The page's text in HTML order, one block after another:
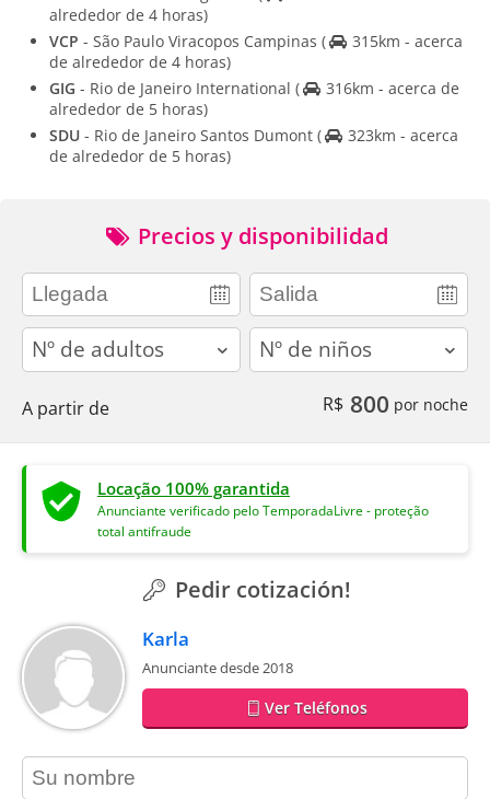
alrededor de 4 horas)
VCP - São Paulo Viracopos Campinas (
315km - acerca
de alrededor de 4 horas)
GIG - Rio de Janeiro International (
316km - acerca de
alrededor de 5 horas)
SDU - Rio de Janeiro Santos Dumont (
323km - acerca
de alrededor de 5 horas)
Precios y disponibilidad
adults children
A partir de R$ 800 por noche
Locação 100% garantida
Anunciante verificado pelo TemporadaLivre - proteção
total antifraude
Pedir cotización!
Karla
Anunciante desde 2018
Ver Teléfonos
contact_name